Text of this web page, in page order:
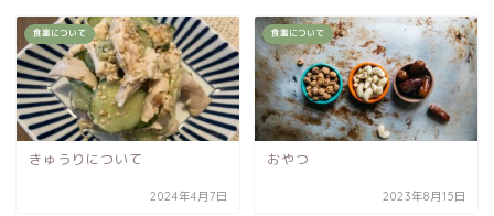
食事について
きゅうりについて
2024年4月7日
食事について
おやつ
2023年8月15日